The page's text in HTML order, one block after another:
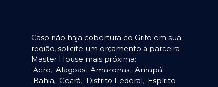
Caso não haja cobertura do Grifo em sua
região, solicite um orçamento à parceira
Master House mais próxima:
Acre, Alagoas, Amazonas, Amapá,
Bahia, Ceará, Distrito Federal, Espírito